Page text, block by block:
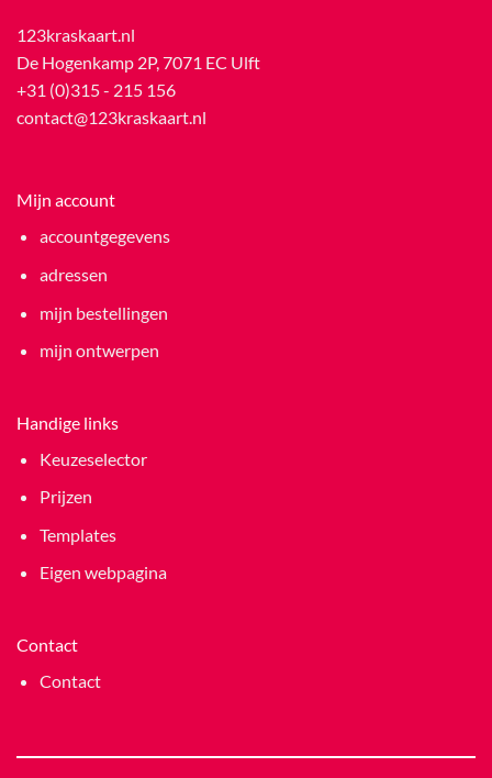
123kraskaart.nl
De Hogenkamp 2P, 7071 EC Ulft
+31 (0)315 - 215 156
contact@123kraskaart.nl
Mijn account
accountgegevens
adressen
mijn bestellingen
mijn ontwerpen
Handige links
Keuzeselector
Prijzen
Templates
Eigen webpagina
Contact
Contact